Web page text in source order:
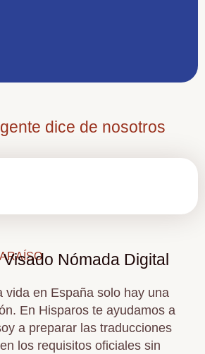
dice de nosotros
Nómada Digital
vida en España solo hay una
En Hisparos te ayudamos a
a preparar las traducciones
los requisitos oficiales sin